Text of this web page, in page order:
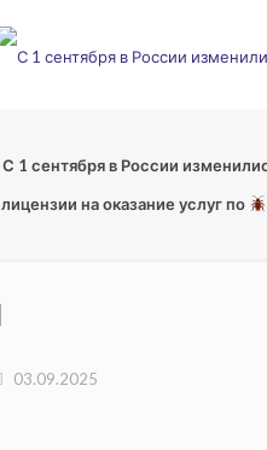
С 1 сентября в России
лицензии на оказание услуг по
03.09.2025